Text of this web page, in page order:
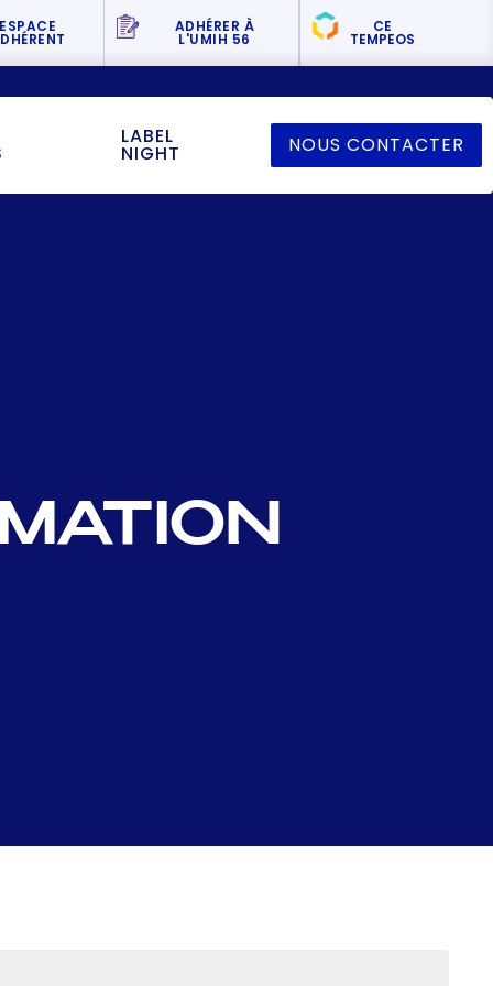
ESPACE ADHÉRER À
L'UMIH 56
CE
TEMPEOS
LABEL
NIGHT NOUS CONTACTER